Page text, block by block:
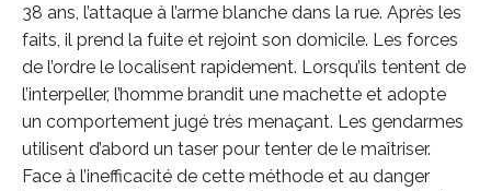
38 ans, l’attaque à l’arme blanche dans la rue. Après les
faits, il prend la fuite et rejoint son domicile. Les forces
de l’ordre le localisent rapidement. Lorsqu’ils tentent de
l’interpeller, l’homme brandit une machette et adopte
un comportement jugé très menaçant. Les gendarmes
utilisent d’abord un taser pour tenter de le maîtriser.
Face à l’inefficacité de cette méthode et au danger